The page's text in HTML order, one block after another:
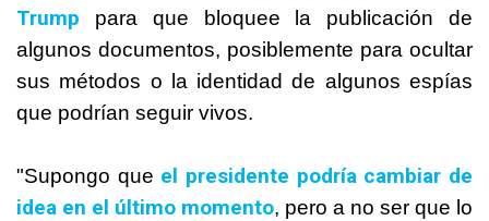
Trump para que bloquee la publicación de
algunos documentos, posiblemente para ocultar
sus métodos o la identidad de algunos espías
que podrían seguir vivos.
"Supongo que el presidente podría cambiar de
idea en el último momento, pero a no ser que lo